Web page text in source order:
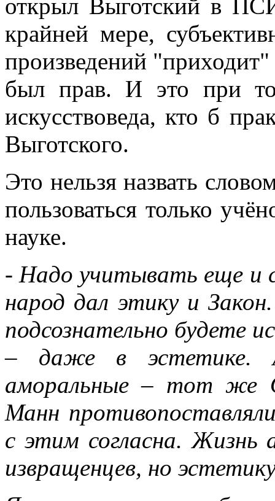
открыл Выготский в
крайней мере,
произведений
был прав. И это при
искусствоведа, кто б
Выготского.
Это нельзя назвать
пользоваться только
науке.
- Надо учитывать еще и
народ дал этику и
подсознательно будете
– даже в эстетике.
аморальные – тот же
Манн
с этим согласна. Жизнь
извращенцев, но